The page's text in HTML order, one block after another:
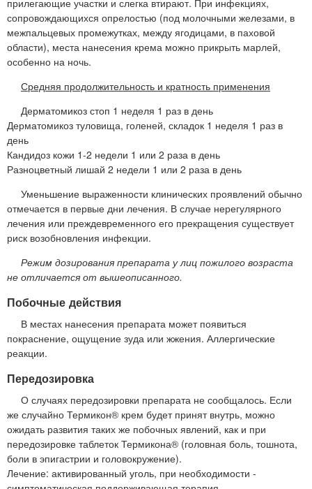
сопровождающихся опрелостью (под молочными железами, в
межпальцевых промежутках, между ягодицами, в паховой
области), места нанесения крема можно прикрыть марлей,
особенно на ночь.
Средняя продолжительность и кратность применения
Дерматомикоз стоп 1 неделя 1 раз в день
Дерматомикоз туловища, голеней, складок 1 неделя 1 раз в
день
Кандидоз кожи 1-2 недели 1 или 2 раза в день
Разноцветный лишай 2 недели 1 или 2 раза в день
Уменьшение выраженности клинических проявлений обычно
отмечается в первые дни лечения. В случае нерегулярного
лечения или преждевременного его прекращения существует
риск возобновления инфекции.
Режим дозирования препарата у лиц пожилого возраста
не отличается от вышеописанного.
Побочные действия
В местах нанесения препарата может появиться
покраснение, ощущение зуда или жжения. Аллергические
реакции.
Передозировка
О случаях передозировки препарата не сообщалось. Если
же случайно Термикон® крем будет принят внутрь, можно
ожидать развития таких же побочных явлений, как и при
передозировке таблеток Термикона® (головная боль, тошнота,
боли в эпигастрии и головокружение).
Лечение: активированный уголь, при необходимости -